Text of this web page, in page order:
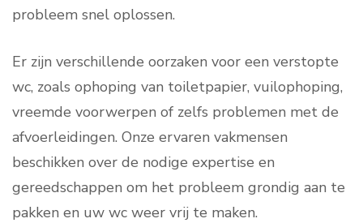
probleem snel oplossen.
Er zijn verschillende oorzaken voor een verstopte
wc, zoals ophoping van toiletpapier, vuilophoping,
vreemde voorwerpen of zelfs problemen met de
afvoerleidingen. Onze ervaren vakmensen
beschikken over de nodige expertise en
gereedschappen om het probleem grondig aan te
pakken en uw wc weer vrij te maken.